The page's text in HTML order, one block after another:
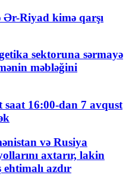
Riyad kimə qarşı
sektoruna sərmayə
məbləğini
saat 16:00-dan 7 avqust
və Rusiya
axtarır, lakin
azdır